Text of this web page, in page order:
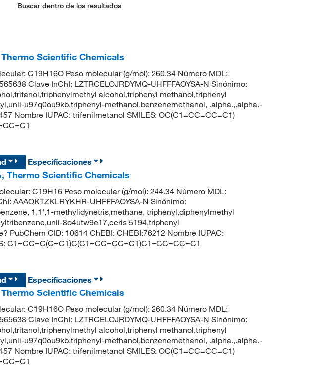
Buscar dentro de los resultados
Scientific Chemicals
C19H16O Peso molecular (g/mol): 260.34 Número MDL:
Clave InChI: LZTRCELOJRDYMQ-UHFFFAOYSA-N Sinónimo:
alcohol,triphenyl methanol,triphenyl
u97q0ou9kb,triphenyl-methanol,benzenemethanol, .alpha.,.alpha.-
Nombre IUPAC: trifenilmetanol SMILES: OC(C1=CC=CC=C1)
Especificaciones
Thermo Scientific Chemicals
C19H16 Peso molecular (g/mol): 244.34 Número MDL:
AAAQKTZKLRYKHR-UHFFFAOYSA-N Sinónimo:
1,1',1-methylidynetris,methane, triphenyl,diphenylmethyl
8o4utw9e17,ccris 5194,triphenyl
PubChem CID: 10614 ChEBI: CHEBI:76212 Nombre IUPAC:
C1=CC=C(C=C1)C(C1=CC=CC=C1)C1=CC=CC=C1
Especificaciones
Scientific Chemicals
C19H16O Peso molecular (g/mol): 260.34 Número MDL:
Clave InChI: LZTRCELOJRDYMQ-UHFFFAOYSA-N Sinónimo:
alcohol,triphenyl methanol,triphenyl
u97q0ou9kb,triphenyl-methanol,benzenemethanol, .alpha.,.alpha.-
Nombre IUPAC: trifenilmetanol SMILES: OC(C1=CC=CC=C1)